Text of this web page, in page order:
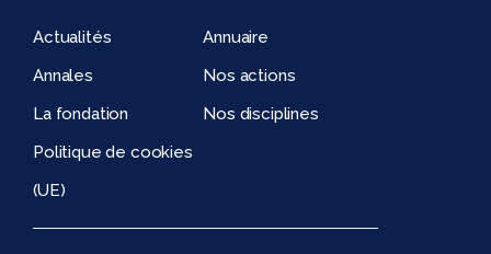
Actualités
Annuaire
Annales
Nos actions
La fondation
Nos disciplines
Politique de cookies
(UE)